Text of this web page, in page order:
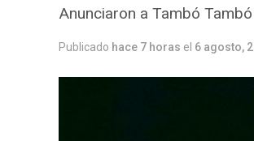
Anunciaron a Tambó
Publicado hace 7 horas el 6 agosto,